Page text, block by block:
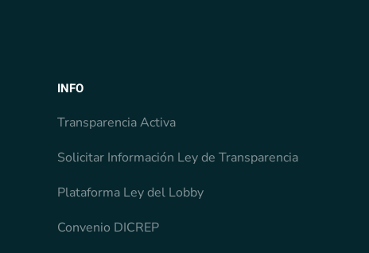
INFO
Transparencia Activa
Solicitar Información Ley de Transparencia
Plataforma Ley del Lobby
Convenio DICREP